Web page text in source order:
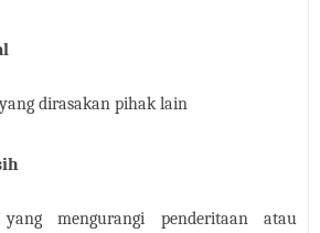
dirasakan pihak lain
mengurangi penderitaan atau